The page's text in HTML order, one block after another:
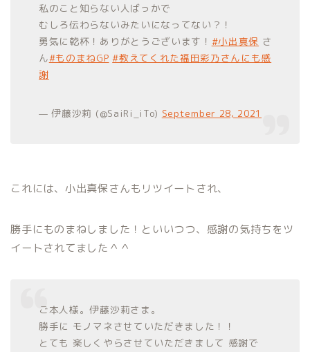
私のこと知らない人ばっかで
むしろ伝わらないみたいになってない？！
勇気に乾杯！ありがとうございます！ #小出真保 さ
ん#ものまねGP #教えてくれた福田彩乃さんにも感
謝
— 伊藤沙莉 (@SaiRi_iTo) September 28, 2021
これには、小出真保さんもリツイートされ、
勝手にものまねしました！といいつつ、感謝の気持ちをツ
イートされてました＾＾
ご本人様。伊藤沙莉さま。
勝手に モノマネさせていただきました！！
とても 楽しくやらさせていただきまして 感謝で